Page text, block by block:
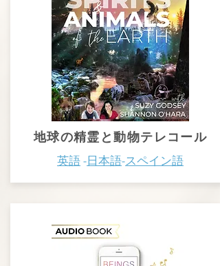
地球の精霊と動物テレコール
英語 -日本語-スペイン語